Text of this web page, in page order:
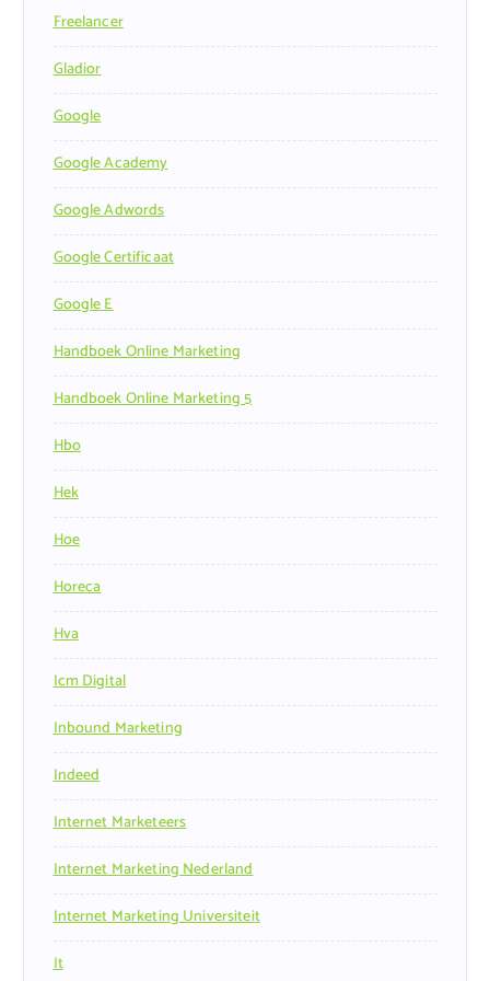
Freelancer
Gladior
Google
Google Academy
Google Adwords
Google Certificaat
Google E
Handboek Online Marketing
Handboek Online Marketing 5
Hbo
Hek
Hoe
Horeca
Hva
Icm Digital
Inbound Marketing
Indeed
Internet Marketeers
Internet Marketing Nederland
Internet Marketing Universiteit
It